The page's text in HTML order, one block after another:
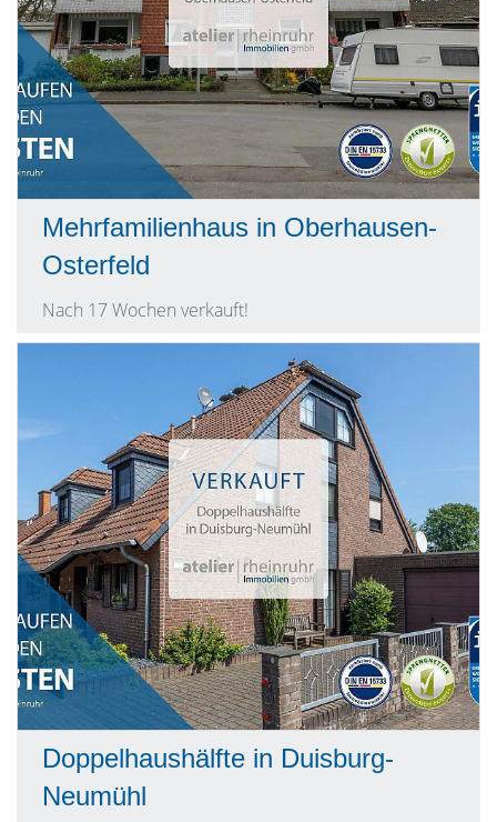
Mehrfamilienhaus in Oberhausen-
Osterfeld
Nach 17 Wochen verkauft!
Doppelhaushälfte in Duisburg-
Neumühl